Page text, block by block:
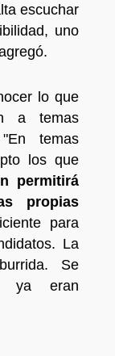
escuchar
uno
lo que
a temas
temas
los que
permitirá
propias
para
La
Se
ya eran